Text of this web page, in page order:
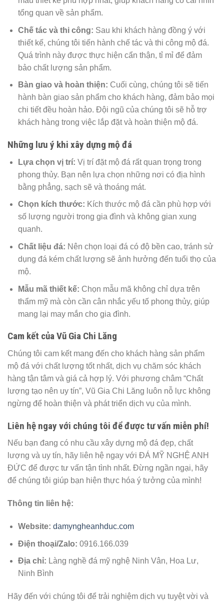
tổng quan về sản phẩm.
Chế tác và thi công: Sau khi khách hàng đồng ý với
thiết kế, chúng tôi tiến hành chế tác và thi công mộ đá.
Quá trình này được thực hiện cẩn thận, tỉ mỉ để đảm
bảo chất lượng sản phẩm.
Bàn giao và hoàn thiện: Cuối cùng, chúng tôi sẽ tiến
hành bàn giao sản phẩm cho khách hàng, đảm bảo mọi
chi tiết đều hoàn hảo. Đội ngũ của chúng tôi sẽ hỗ trợ
khách hàng trong việc lắp đặt và hoàn thiện mộ đá.
Những lưu ý khi xây dựng mộ đá
Lựa chọn vị trí: Vị trí đặt mộ đá rất quan trọng trong
phong thủy. Bạn nên lựa chọn những nơi có địa hình
bằng phẳng, sạch sẽ và thoáng mát.
Chọn kích thước: Kích thước mộ đá cần phù hợp với
số lượng người trong gia đình và không gian xung
quanh.
Chất liệu đá: Nên chọn loại đá có độ bền cao, tránh sử
dụng đá kém chất lượng sẽ ảnh hưởng đến tuổi thọ của
mộ.
Mẫu mã thiết kế: Chọn mẫu mã không chỉ dựa trên
thẩm mỹ mà còn cần cân nhắc yếu tố phong thủy, giúp
mang lại may mắn cho gia đình.
Cam kết của Vũ Gia Chi Lăng
Chúng tôi cam kết mang đến cho khách hàng sản phẩm
mộ đá với chất lượng tốt nhất, dịch vụ chăm sóc khách
hàng tận tâm và giá cả hợp lý. Với phương châm “Chất
lượng tạo nên uy tín”, Vũ Gia Chi Lăng luôn nỗ lực không
ngừng để hoàn thiện và phát triển dịch vụ của mình.
Liên hệ ngay với chúng tôi để được tư vấn miễn phí!
Nếu bạn đang có nhu cầu xây dựng mộ đá đẹp, chất
lượng và uy tín, hãy liên hệ ngay với ĐÁ MỸ NGHỆ ANH
ĐỨC để được tư vấn tận tình nhất. Đừng ngần ngại, hãy
để chúng tôi giúp bạn hiện thực hóa ý tưởng của mình!
Thông tin liên hệ:
Website: damyngheanhduc.com
Điện thoại/Zalo: 0916.166.039
Địa chỉ: Làng nghề đá mỹ nghệ Ninh Vân, Hoa Lư,
Ninh Bình
Hãy đến với chúng tôi để trải nghiệm dịch vụ tuyệt vời và